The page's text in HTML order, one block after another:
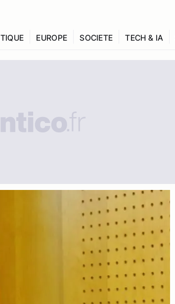
EUROPE SOCIETE TECH & IA